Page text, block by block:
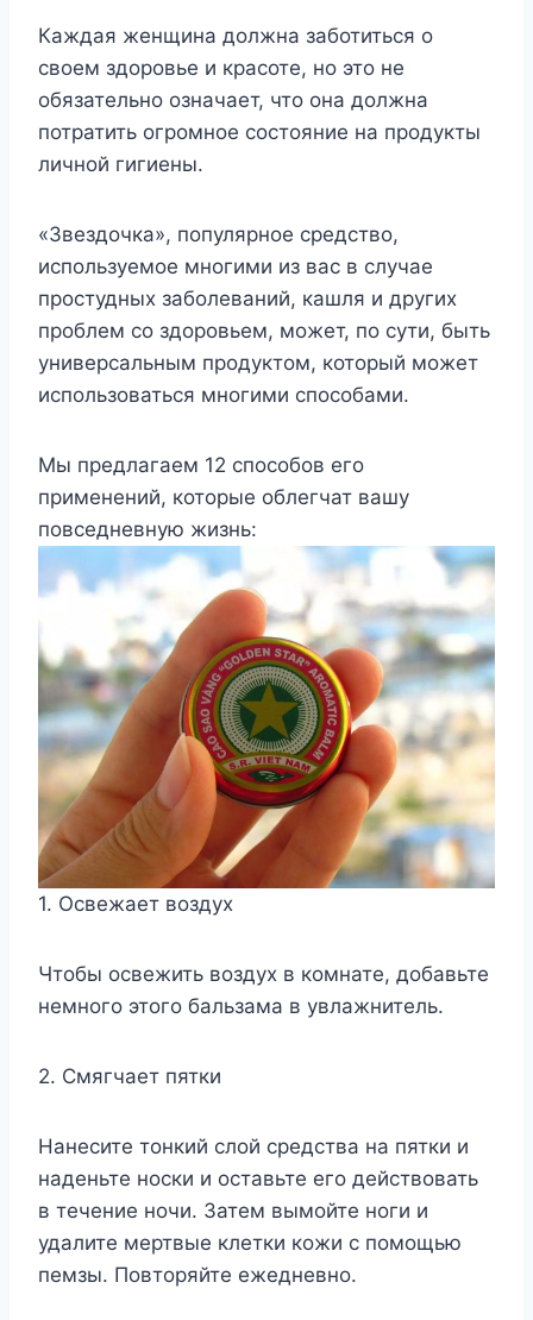
Каждая женщина должна заботиться о
своем здоровье и красоте, но это не
обязательно означает, что она должна
потратить огромное состояние на продукты
личной гигиены.
«Звездочка», популярное средство,
используемое многими из вас в случае
простудных заболеваний, кашля и других
проблем со здоровьем, может, по сути, быть
универсальным продуктом, который может
использоваться многими способами.
Мы предлагаем 12 способов его
применений, которые облегчат вашу
повседневную жизнь:
1. Освежает воздух
Чтобы освежить воздух в комнате, добавьте
немного этого бальзама в увлажнитель.
2. Смягчает пятки
Нанесите тонкий слой средства на пятки и
наденьте носки и оставьте его действовать
в течение ночи. Затем вымойте ноги и
удалите мертвые клетки кожи с помощью
пемзы. Повторяйте ежедневно.